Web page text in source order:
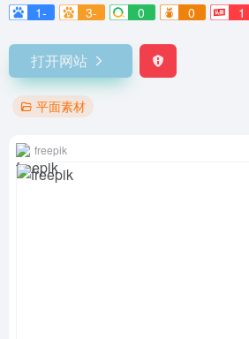
1-
3- 0 0 1
打开网站
平面素材
freepik